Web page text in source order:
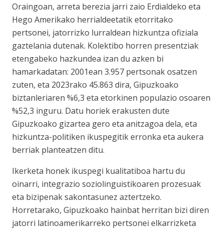
Oraingoan, arreta berezia jarri zaio Erdialdeko eta
Hego Amerikako herrialdeetatik etorritako
pertsonei, jatorrizko lurraldean hizkuntza ofiziala
gaztelania dutenak. Kolektibo horren presentziak
etengabeko hazkundea izan du azken bi
hamarkadatan: 2001ean 3.957 pertsonak osatzen
zuten, eta 2023rako 45.863 dira, Gipuzkoako
biztanleriaren %6,3 eta etorkinen populazio osoaren
%52,3 inguru. Datu horiek erakusten dute
Gipuzkoako gizartea gero eta anitzagoa dela, eta
hizkuntza-politiken ikuspegitik erronka eta aukera
berriak planteatzen ditu.
Ikerketa honek ikuspegi kualitatiboa hartu du
oinarri, integrazio soziolinguistikoaren prozesuak
eta bizipenak sakontasunez aztertzeko.
Horretarako, Gipuzkoako hainbat herritan bizi diren
jatorri latinoamerikarreko pertsonei elkarrizketa